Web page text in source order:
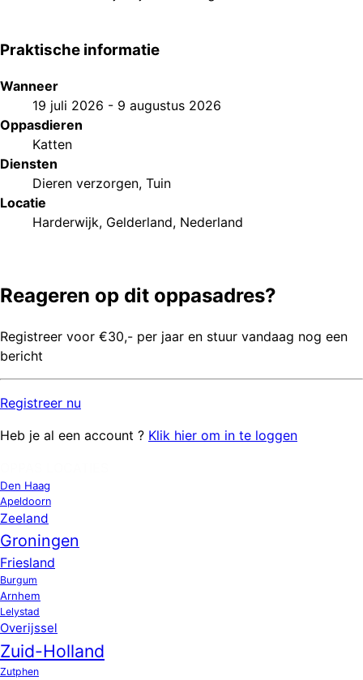
Praktische informatie
Wanneer
19 juli 2026 - 9 augustus 2026
Oppasdieren
Katten
Diensten
Dieren verzorgen, Tuin
Locatie
Harderwijk, Gelderland, Nederland
Reageren op dit oppasadres?
Registreer voor €30,- per jaar en stuur vandaag nog een
bericht
Registreer nu
Heb je al een account ? Klik hier om in te loggen
Den Haag
Apeldoorn
Zeeland
Groningen
Friesland
Burgum
Arnhem
Lelystad
Overijssel
Zuid-Holland
Zutphen